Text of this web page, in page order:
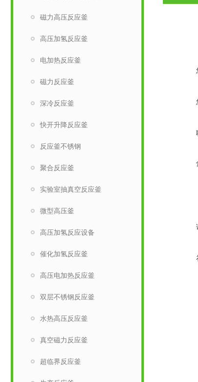
磁力高压反应釜
高压加氢反应釜
电加热反应釜
磁力反应釜
深冷反应釜
快开升降反应釜
反应釜不锈钢
聚合反应釜
实验室抽真空反应釜
微型高压釜
高压加氢反应设备
催化加氢反应釜
高压电加热反应釜
双层不锈钢反应釜
水热高压反应釜
真空磁力反应釜
超临界反应釜